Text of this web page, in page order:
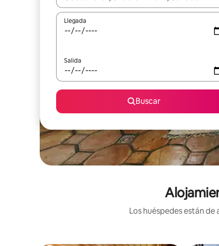
Llegada
Salida
Buscar
Los huéspedes están